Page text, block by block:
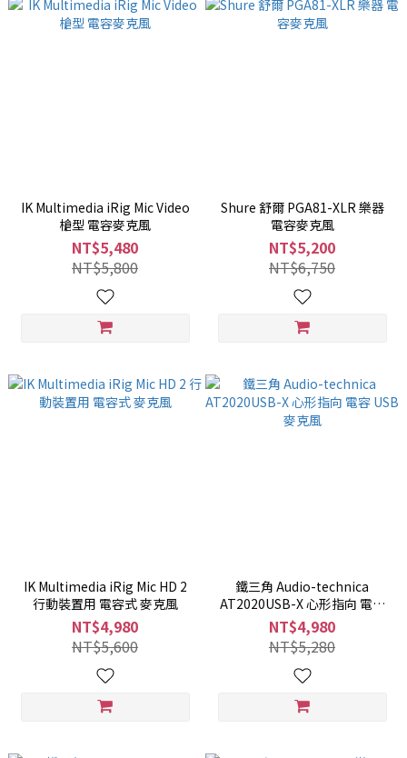
IK Multimedia iRig Mic Video
槍型 電容麥克風
NT$5,480
NT$5,800
Shure 舒爾 PGA81-XLR 樂器
電容麥克風
NT$5,200
NT$6,750
IK Multimedia iRig Mic HD 2
行動裝置用 電容式 麥克風
NT$4,980
NT$5,600
鐵三角 Audio-technica
AT2020USB-X 心形指向 電容
USB麥克風
NT$4,980
NT$5,280